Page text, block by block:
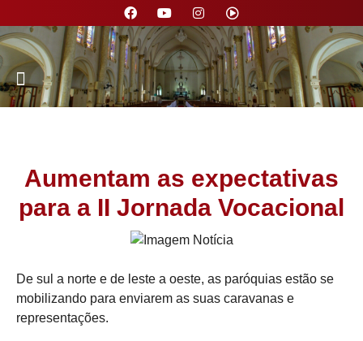
Aumentam as expectativas
para a II Jornada Vocacional
De sul a norte e de leste a oeste, as paróquias estão se
mobilizando para enviarem as suas caravanas e
representações.